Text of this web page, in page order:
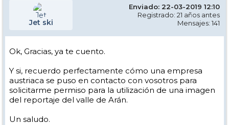
Jet ski
Enviado: 22-03-2019 12:10
Registrado: 21 años antes
Mensajes: 141
Ok, Gracias, ya te cuento.
Y si, recuerdo perfectamente cómo una empresa
austriaca se puso en contacto con vosotros para
solicitarme permiso para la utilización de una imagen
del reportaje del valle de Arán.
Un saludo.